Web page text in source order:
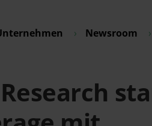
› Newsroom ›
Research